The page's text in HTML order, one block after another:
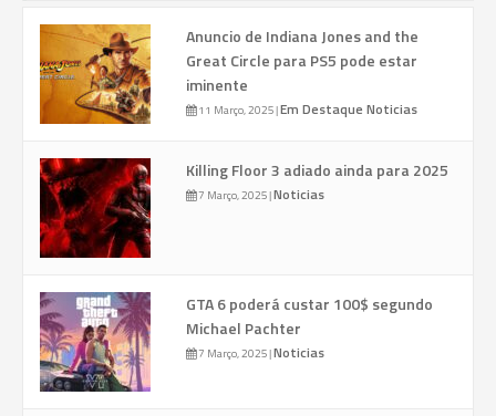
Anuncio de Indiana Jones and the
Great Circle para PS5 pode estar
iminente
11 Março, 2025|Em Destaque Noticias
Killing Floor 3 adiado ainda para 2025
7 Março, 2025|Noticias
GTA 6 poderá custar 100$ segundo
Michael Pachter
7 Março, 2025|Noticias